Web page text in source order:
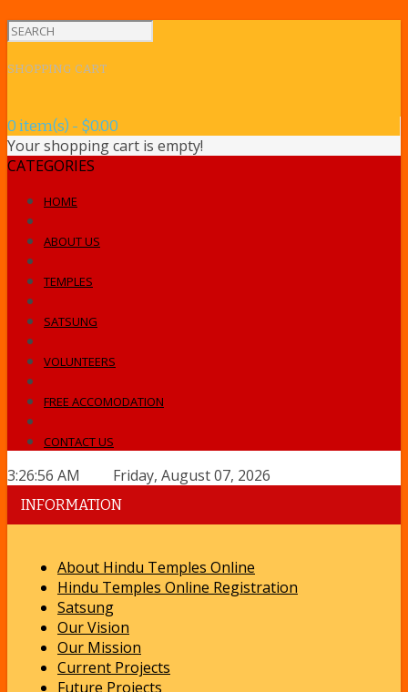
SHOPPING CART
0 item(s) - $0.00
Your shopping cart is empty!
CATEGORIES
HOME
ABOUT US
TEMPLES
SATSUNG
VOLUNTEERS
FREE ACCOMODATION
CONTACT US
3:26:57 AM Friday, August 07, 2026
INFORMATION
About Hindu Temples Online
Hindu Temples Online Registration
Satsung
Our Vision
Our Mission
Current Projects
Future Projects